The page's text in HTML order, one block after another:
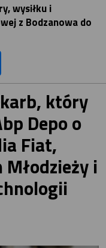
wysiłku i
z Bodzanowa do
który
Depo o
Fiat,
i